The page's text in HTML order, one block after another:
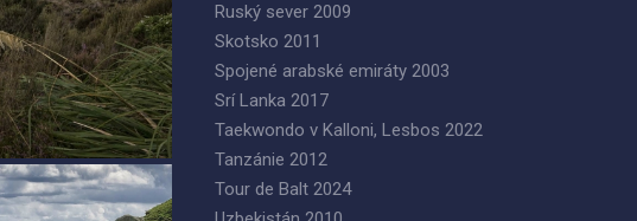
Ruský sever 2009
Skotsko 2011
Spojené arabské emiráty 2003
Srí Lanka 2017
Taekwondo v Kalloni, Lesbos 2022
Tanzánie 2012
Tour de Balt 2024